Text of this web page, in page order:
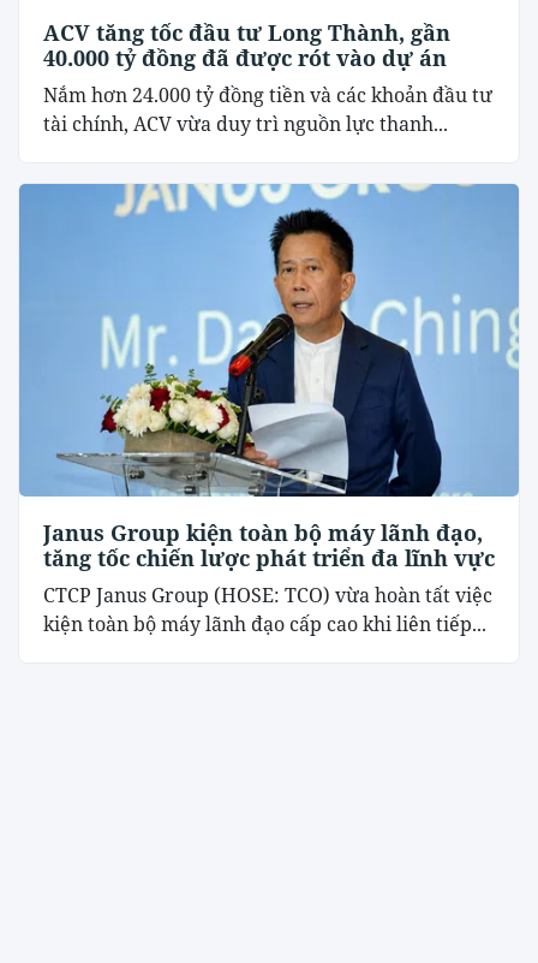
ACV tăng tốc đầu tư Long Thành, gần
40.000 tỷ đồng đã được rót vào dự án
Nắm hơn 24.000 tỷ đồng tiền và các khoản đầu tư
tài chính, ACV vừa duy trì nguồn lực thanh...
Janus Group kiện toàn bộ máy lãnh đạo,
tăng tốc chiến lược phát triển đa lĩnh vực
CTCP Janus Group (HOSE: TCO) vừa hoàn tất việc
kiện toàn bộ máy lãnh đạo cấp cao khi liên tiếp...